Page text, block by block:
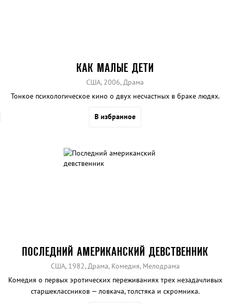
КАК МАЛЫЕ ДЕТИ
США, 2006, Драма
Тонкое психологическое кино о двух несчастных в браке людях.
В избранное
ПОСЛЕДНИЙ АМЕРИКАНСКИЙ ДЕВСТВЕННИК
США, 1982, Драма, Комедия, Мелодрама
Комедия о первых эротических переживаниях трех незадачливых
старшеклассников — ловкача, толстяка и скромника.